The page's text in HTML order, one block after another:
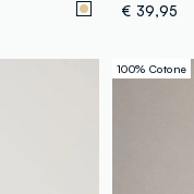
€ 39,95
100% Cotone